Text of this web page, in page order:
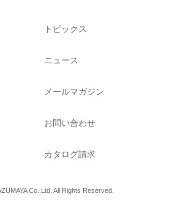
トピックス
ニュース
メールマガジン
お問い合わせ
カタログ請求
Co.,Ltd. All Rights Reserved.